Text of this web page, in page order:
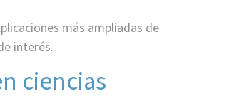
más ampliadas de
interés.
ciencias